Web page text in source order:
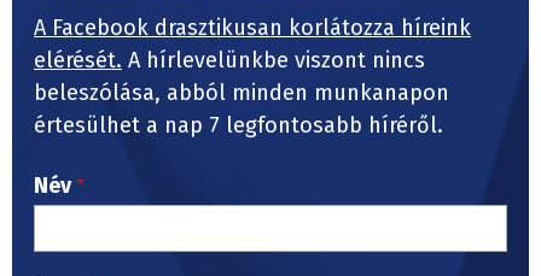
A Facebook drasztikusan korlátozza híreink
elérését. A hírlevelünkbe viszont nincs
beleszólása, abból minden munkanapon
értesülhet a nap 7 legfontosabb híréről.
Név